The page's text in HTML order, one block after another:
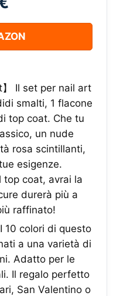
Il set per nail art
smalti, 1 flacone
top coat. Che tu
un nude
rosa scintillanti,
esigenze.
top coat, avrai la
durerà più a
raffinato!
10 colori di questo
a una varietà di
Adatto per le
Il regalo perfetto
San Valentino o